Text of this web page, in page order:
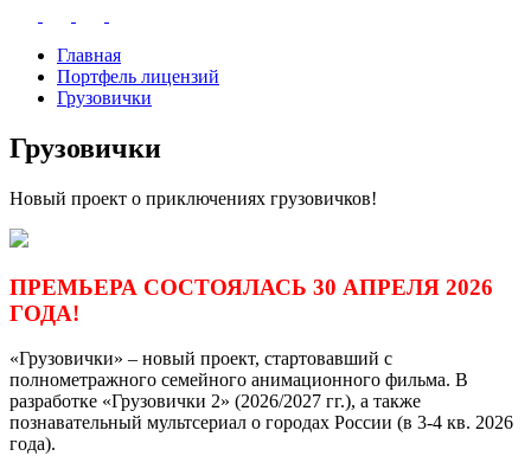
Главная
Портфель лицензий
Грузовички
Грузовички
Новый проект о приключениях грузовичков!
ПРЕМЬЕРА СОСТОЯЛАСЬ 30 АПРЕЛЯ 2026
ГОДА!
«Грузовички» – новый проект, стартовавший с
полнометражного семейного анимационного фильма. В
разработке «Грузовички 2» (2026/2027 гг.), а также
познавательный мультсериал о городах России (в 3-4 кв. 2026
года).